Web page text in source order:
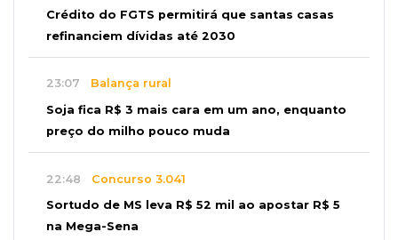
Crédito do FGTS permitirá que santas casas
refinanciem dívidas até 2030
23:07 Balança rural
Soja fica R$ 3 mais cara em um ano, enquanto
preço do milho pouco muda
22:48 Concurso 3.041
Sortudo de MS leva R$ 52 mil ao apostar R$ 5
na Mega-Sena